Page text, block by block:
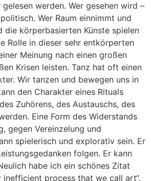
werden. Wer gesehen wird –
Wer Raum einnimmt und
die körperbasierten Künste spielen
Rolle in dieser sehr entkörperten
Meinung nach einen großen
Krisen leisten. Tanz hat oft einen
Wir tanzen und bewegen uns in
den Charakter eines Rituals
Zuhörens, des Austauschs, des
Eine Form des Widerstands
gegen Vereinzelung und
spielerisch und explorativ sein. Er
folgen. Er kann
habe ich ein schönes Zitat
inefficient process that we call art“.